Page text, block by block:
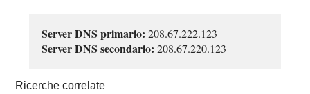
Server DNS primario: 208.67.222.123
Server DNS secondario: 208.67.220.123